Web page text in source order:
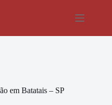
em Batatais – SP